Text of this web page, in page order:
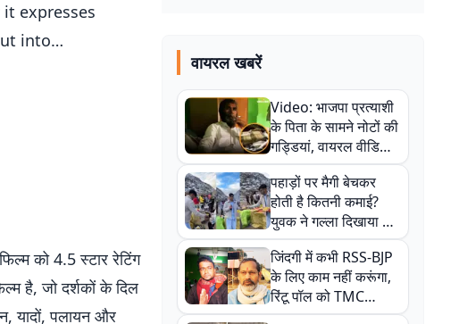
expresses
into…
को 4.5 स्टार रेटिंग
है, जो दर्शकों के दिल
यादों, पलायन और
वायरल खबरें
Video: भाजपा प्रत्याशी
के पिता के सामने नोटों की
गड्डियां, वायरल वीडियो
से राजनीति में उबाल,
अजित महतो बोले- TMC
की गंदी चाल
पहाड़ों पर मैगी बेचकर
होती है कितनी कमाई?
युवक ने गल्ला दिखाया तो
नौकरी वालों के खड़े हो गए
कान
जिंदगी में कभी RSS-BJP
के लिए काम नहीं करूंगा,
रिंटू पॉल को TMC
ऑफिस में ले जाकर पीटा,